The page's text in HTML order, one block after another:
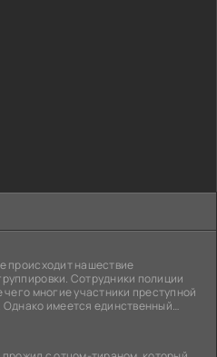
происходит нашествие
Сотрудники полиции
чего многие участники преступной
Однако имеется единственный